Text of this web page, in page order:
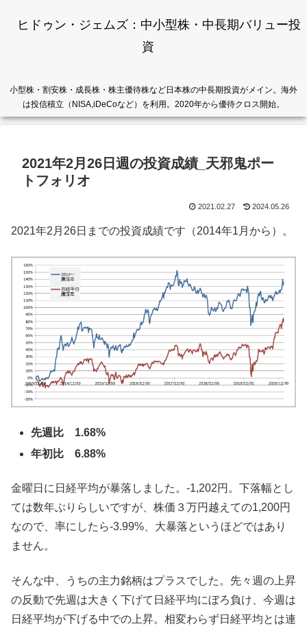
ヒドゥン・ジェムズ：中小型株・中長期バリュー投
資
小型株・割安株・成長株・株主優待株など日本株の中長期投資がメイン。海外
は投信積立（NISA,iDeCoなど）を利用。2020年から優待クロス開始。
2021年2月26日週の投資成績_天邪鬼ポー
トフォリオ
2021.02.27 2024.05.26
2021年2月26日までの投資成績です（2014年1月から）。
先週比 1.68%
年初比 6.88%
金曜日に日経平均が暴落しました。-1,202円。下落幅とし
ては数年ぶりらしいですが、株価３万円越えての1,200円
なので、率にしたら-3.99%、大暴落というほどではあり
ません。
そんな中、うちの主力銘柄はプラスでした。先々週の上昇
の反動で先週は大きく下げて日経平均にぼろ負け、今週は
日経平均が下げる中での上昇。相変わらず日経平均とは連